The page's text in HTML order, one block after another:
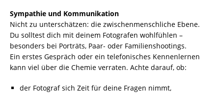
Sympathie und Kommunikation
Nicht zu unterschätzen: die zwischenmenschliche Ebene.
Du solltest dich mit deinem Fotografen wohlfühlen –
besonders bei Porträts, Paar- oder Familienshootings.
Ein erstes Gespräch oder ein telefonisches Kennenlernen
kann viel über die Chemie verraten. Achte darauf, ob:
der Fotograf sich Zeit für deine Fragen nimmt,